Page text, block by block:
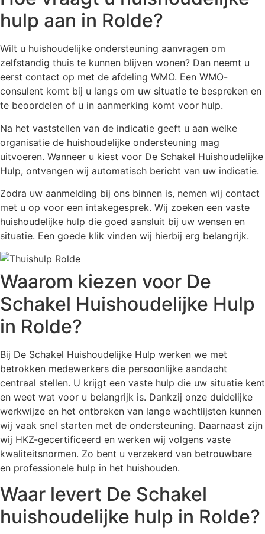
hulp aan in Rolde?
Wilt u huishoudelijke ondersteuning aanvragen om
zelfstandig thuis te kunnen blijven wonen? Dan neemt u
eerst contact op met de afdeling WMO. Een WMO-
consulent komt bij u langs om uw situatie te bespreken en
te beoordelen of u in aanmerking komt voor hulp.
Na het vaststellen van de indicatie geeft u aan welke
organisatie de huishoudelijke ondersteuning mag
uitvoeren. Wanneer u kiest voor De Schakel Huishoudelijke
Hulp, ontvangen wij automatisch bericht van uw indicatie.
Zodra uw aanmelding bij ons binnen is, nemen wij contact
met u op voor een intakegesprek. Wij zoeken een vaste
huishoudelijke hulp die goed aansluit bij uw wensen en
situatie. Een goede klik vinden wij hierbij erg belangrijk.
Waarom kiezen voor De
Schakel Huishoudelijke Hulp
in Rolde?
Bij De Schakel Huishoudelijke Hulp werken we met
betrokken medewerkers die persoonlijke aandacht
centraal stellen. U krijgt een vaste hulp die uw situatie kent
en weet wat voor u belangrijk is. Dankzij onze duidelijke
werkwijze en het ontbreken van lange wachtlijsten kunnen
wij vaak snel starten met de ondersteuning. Daarnaast zijn
wij HKZ-gecertificeerd en werken wij volgens vaste
kwaliteitsnormen. Zo bent u verzekerd van betrouwbare
en professionele hulp in het huishouden.
Waar levert De Schakel
huishoudelijke hulp in Rolde?